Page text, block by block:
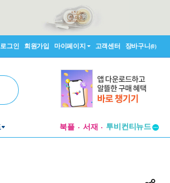
로그인 회원가입 마이페이지 고객센터 장바구니(0)
북플 서재
창작플랫폼